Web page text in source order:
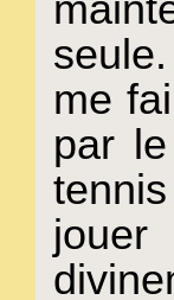
me
par